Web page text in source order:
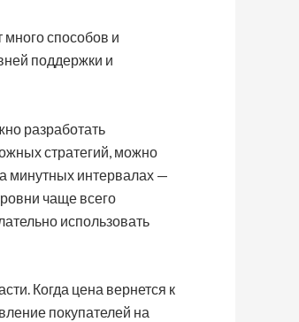
способов и
поддержки и
разработать
стратегий, можно
минутных интервалах —
чаще всего
использовать
Когда цена вернется к
покупателей на